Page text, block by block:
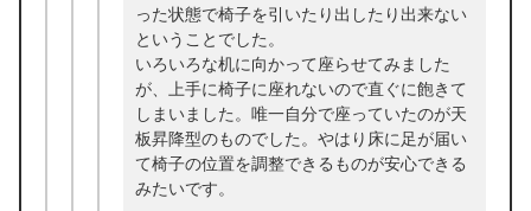
った状態で椅子を引いたり出したり出来ない
ということでした。
いろいろな机に向かって座らせてみました
が、上手に椅子に座れないので直ぐに飽きて
しまいました。唯一自分で座っていたのが天
板昇降型のものでした。やはり床に足が届い
て椅子の位置を調整できるものが安心できる
みたいです。